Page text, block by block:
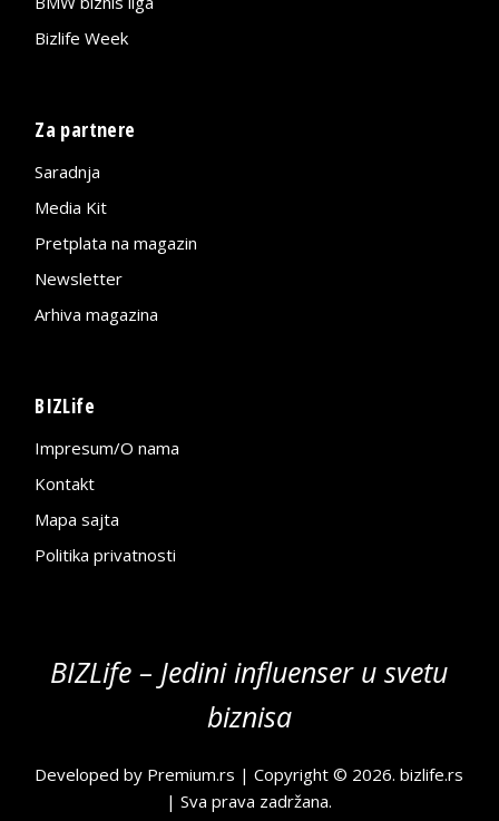
Bizlife Week
Za partnere
Saradnja
Media Kit
Pretplata na magazin
Newsletter
Arhiva magazina
BIZLife
Impresum/O nama
Kontakt
Mapa sajta
Politika privatnosti
BIZLife – Jedini influenser u svetu
biznisa
Developed by Premium.rs | Copyright © 2026.bizlife.rs
| Sva prava zadržana.